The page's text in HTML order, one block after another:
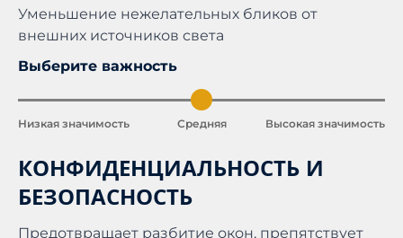
Уменьшение нежелательных бликов от
внешних источников света
Выберите важность
Низкая значимость Средняя Высокая значимость
КОНФИДЕНЦИАЛЬНОСТЬ И
БЕЗОПАСНОСТЬ
Предотвращает разбитие окон, препятствует